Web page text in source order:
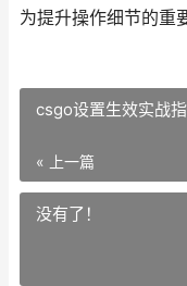
为提升操作细节的重
csgo设置生效实战
« 上一篇
没有了！